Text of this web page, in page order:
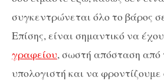
συγκεντρώνεται όλο το βάρος
Επίσης, είναι σημαντικό να
γραφείου, σωστή απόσταση από
υπολογιστή και να